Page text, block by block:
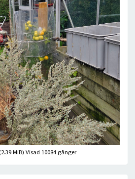
MiB) Visad 10084 gånger